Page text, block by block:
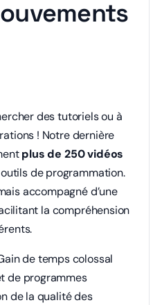
des tutoriels ou à
! Notre dernière
plus de 250 vidéos
de programmation.
accompagné d’une
la compréhension
de temps colossal
de programmes
de la qualité des